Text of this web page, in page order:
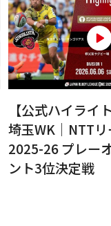
【公式ハイライ
埼玉WK｜NTT
2025-26 プレー
ント3位決定戦